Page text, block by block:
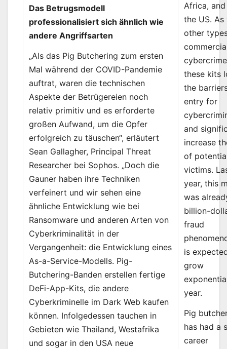
Das Betrugsmodell
professionalisiert sich ähnlich wie
andere Angriffsarten
„Als das Pig Butchering zum ersten
Mal während der COVID-Pandemie
auftrat, waren die technischen
Aspekte der Betrügereien noch
relativ primitiv und es erforderte
großen Aufwand, um die Opfer
erfolgreich zu täuschen“, erläutert
Sean Gallagher, Principal Threat
Researcher bei Sophos. „Doch die
Gauner haben ihre Techniken
verfeinert und wir sehen eine
ähnliche Entwicklung wie bei
Ransomware und anderen Arten von
Cyberkriminalität in der
Vergangenheit: die Entwicklung eines
As-a-Service-Modells. Pig-
Butchering-Banden erstellen fertige
DeFi-App-Kits, die andere
Cyberkriminelle im Dark Web kaufen
können. Infolgedessen tauchen in
Gebieten wie Thailand, Westafrika
und sogar in den USA neue
Africa,
the US.
other
these kits
the
entry for
and
increase
of
victims.
year, this
was
billion-
fraud
is
grow
year.
Pig
has had a
career